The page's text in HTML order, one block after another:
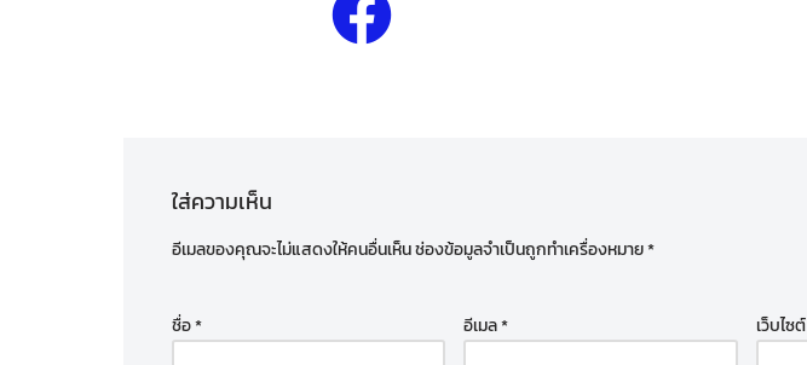
ใส่ความเห็น
อีเมลของคุณจะไม่แสดงให้คนอื่นเห็นช่องข้อมูลจำเป็นถูกทำเครื่องหมาย*
ชื่อ* อีเมล* เว็บไซต์